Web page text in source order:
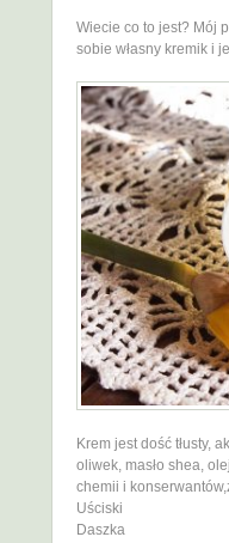
Wiecie co to jest? Mój
sobie własny kremik i
Krem jest dość tłusty,
oliwek, masło shea,
chemii i
Uściski
Daszka